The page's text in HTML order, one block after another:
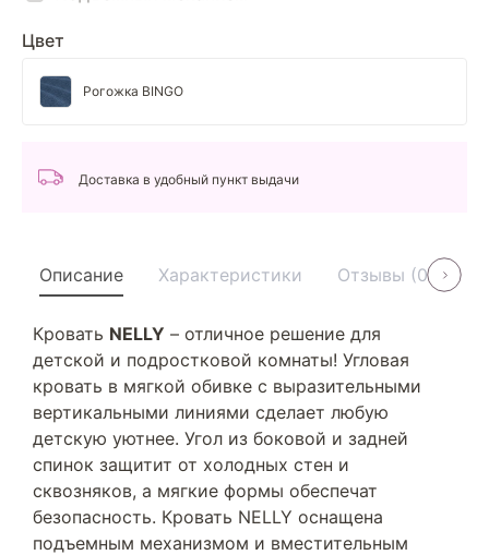
Цвет
Рогожка BINGO
Доставка в удобный пункт выдачи
Описание Характеристики Отзывы (0)
Кровать NELLY – отличное решение для
детской и подростковой комнаты! Угловая
кровать в мягкой обивке с выразительными
вертикальными линиями сделает любую
детскую уютнее. Угол из боковой и задней
спинок защитит от холодных стен и
сквозняков, а мягкие формы обеспечат
безопасность. Кровать NELLY оснащена
подъемным механизмом и вместительным